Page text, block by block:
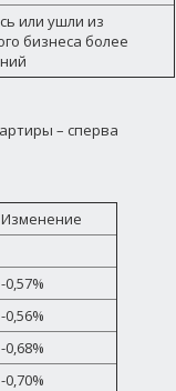
или ушли из
бизнеса более
– сперва
Изменение
-0,57%
-0,56%
-0,68%
-0,70%